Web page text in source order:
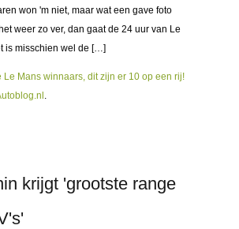
won 'm niet, maar wat een gave foto
weer zo ver, dan gaat de 24 uur van Le
is misschien wel de […]
Le Mans winnaars, dit zijn er 10 op een rij!
.
krijgt 'grootste range